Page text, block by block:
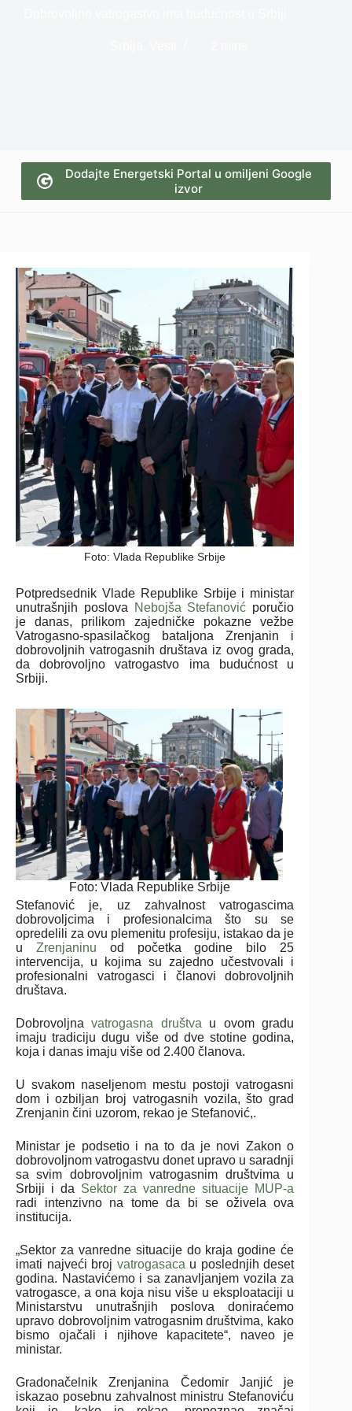
Dodajte Energetski Portal u omiljeni Google
izvor
Foto: Vlada Republike Srbije
Potpredsednik Vlade Republike Srbije i ministar
unutrašnjih poslova
Nebojša Stefanović poručio
je danas, prilikom zajedničke pokazne vežbe
Vatrogasno-spasilačkog bataljona Zrenjanin i
dobrovoljnih vatrogasnih društava iz ovog grada,
da dobrovoljno vatrogastvo ima budućnost u
Srbiji.
Foto: Vlada Republike Srbije
Stefanović je, uz zahvalnost vatrogascima
dobrovoljcima i profesionalcima što su se
opredelili za ovu plemenitu profesiju, istakao da je
u Zrenjaninu od početka godine bilo 25
intervencija, u kojima su zajedno učestvovali i
profesionalni vatrogasci i članovi dobrovoljnih
društava.
Dobrovoljnavatrogasna društva u ovom gradu
imaju tradiciju dugu više od dve stotine godina,
koja i danas imaju više od 2.400 članova.
U svakom naseljenom mestu postoji vatrogasni
dom i ozbiljan broj vatrogasnih vozila, što grad
Zrenjanin čini uzorom, rekao je Stefanović,.
Ministar je podsetio i na to da je novi Zakon o
dobrovoljnom vatrogastvu donet upravo u saradnji
sa svim dobrovoljnim vatrogasnim društvima u
Srbiji i da Sektor za vanredne situacije MUP-a
radi intenzivno na tome da bi se oživela ova
institucija.
„Sektor za vanredne situacije do kraja godine će
imati najveći broj vatrogasaca u poslednjih deset
godina. Nastavićemo i sa zanavljanjem vozila za
vatrogasce, a ona koja nisu više u eksploataciji u
Ministarstvu unutrašnjih poslova doniraćemo
upravo dobrovoljnim vatrogasnim društvima, kako
bismo ojačali i njihove kapacitete“, naveo je
ministar.
Gradonačelnik Zrenjanina Čedomir Janjić je
iskazao posebnu zahvalnost ministru Stefanoviću